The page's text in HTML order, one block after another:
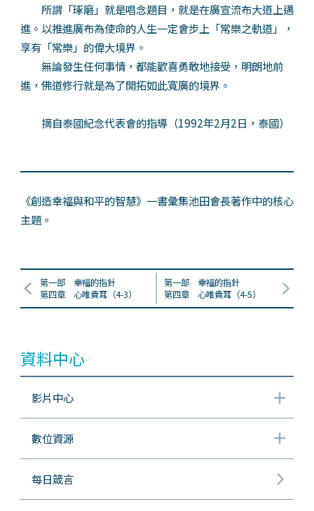
所謂「琢磨」就是唱念題目，就是在廣宣流布大道上邁
進。以推進廣布為使命的人生一定會步上「常樂之軌道」，
享有「常樂」的偉大境界。
無論發生任何事情，都能歡喜勇敢地接受，明朗地前
進，佛道修行就是為了開拓如此寬廣的境界。
摘自泰國紀念代表會的指導（1992年2月2日，泰國）
《創造幸福與和平的智慧》一書彙集池田會長著作中的核心
主題。
第一部 幸福的指針
第四章 心唯貴耳（4-3）
第一部 幸福的指針
第四章 心唯貴耳（4-5）
資料中心
影片中心
數位資源
每日箴言